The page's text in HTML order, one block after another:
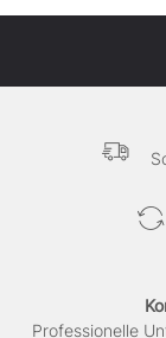
Professionelle